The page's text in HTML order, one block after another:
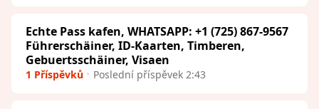
Echte Pass kafen, WHATSAPP: +1 (725) 867-9567
Führerschäiner, ID-Kaarten, Timberen,
Gebuertsschäiner, Visaen
1 Příspěvků Poslední příspěvek 2:43